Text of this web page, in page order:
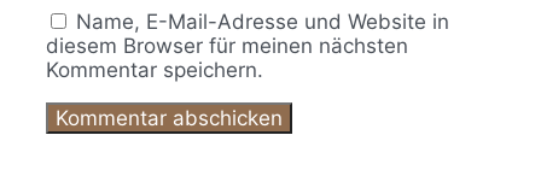
Name, E-Mail-Adresse und Website in
diesem Browser für meinen nächsten
Kommentar speichern.